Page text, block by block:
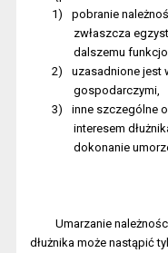
1)
pobranie
zwłaszcza
dalszemu
2)
uzasadnione jest
gospodarczymi,
3)
inne szczególne
interesem
dokonanie
Umarzanie
dłużnika może nastąpić